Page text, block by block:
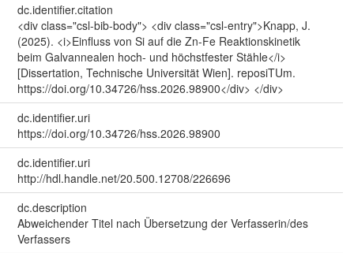
dc.identifier.citation
<div class="csl-bib-body"> <div class="csl-entry">Knapp, J.
(2025). <i>Einfluss von Si auf die Zn-Fe Reaktionskinetik
beim Galvannealen hoch- und höchstfester Stähle</i>
[Dissertation, Technische Universität Wien]. reposiTUm.
https://doi.org/10.34726/hss.2026.98900</div> </div>
dc.identifier.uri
https://doi.org/10.34726/hss.2026.98900
dc.identifier.uri
http://hdl.handle.net/20.500.12708/226696
dc.description
Abweichender Titel nach Übersetzung der Verfasserin/des
Verfassers